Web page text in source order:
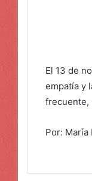
El 13 de
empatía y
frecuente,
Por: María